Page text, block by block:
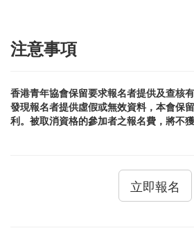
注意事項
香港青年協會保留要求報名者提供及查核
發現報名者提供虛假或無效資料，本會保
利。被取消資格的參加者之報名費，將不獲
立即報名